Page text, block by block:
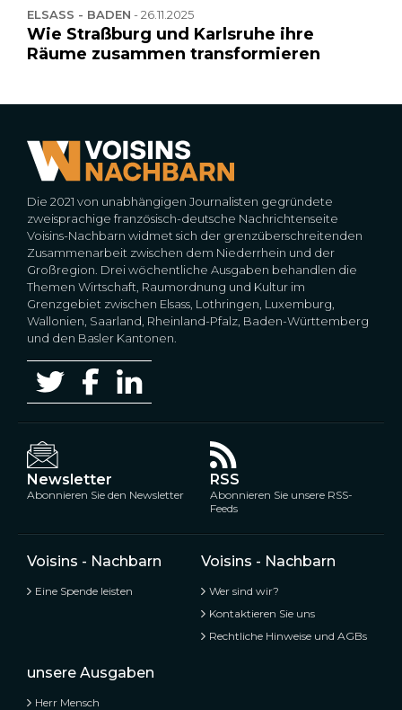
ELSASS - BADEN -26.11.2025
Wie Straßburg und Karlsruhe ihre
Räume zusammen transformieren
Die 2021 von unabhängigen Journalisten gegründete
zweisprachige französisch-deutsche Nachrichtenseite
Voisins-Nachbarn widmet sich der grenzüberschreitenden
Zusammenarbeit zwischen dem Niederrhein und der
Großregion. Drei wöchentliche Ausgaben behandlen die
Themen Wirtschaft, Raumordnung und Kultur im
Grenzgebiet zwischen Elsass, Lothringen, Luxemburg,
Wallonien, Saarland, Rheinland-Pfalz, Baden-Württemberg
und den Basler Kantonen.
Newsletter
Abonnieren Sie den Newsletter
RSS
Abonnieren Sie unsere RSS-
Feeds
Voisins - Nachbarn
Eine Spende leisten
Voisins - Nachbarn
Wer sind wir?
Kontaktieren Sie uns
Rechtliche Hinweise und AGBs
unsere Ausgaben
Herr Mensch